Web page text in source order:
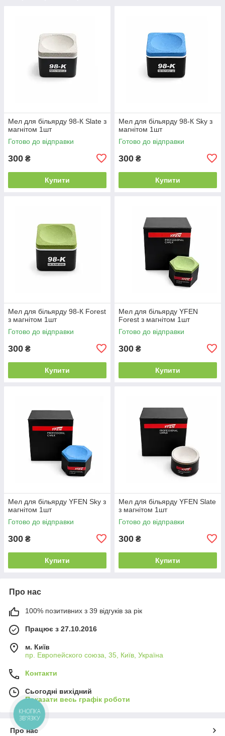
Мел для більярду 98-К Slate з
магнітом 1шт
Готово до відправки
300 ₴
Купити
Мел для більярду 98-К Sky з
магнітом 1шт
Готово до відправки
300 ₴
Купити
Мел для більярду 98-К Forest
з магнітом 1шт
Готово до відправки
300 ₴
Купити
Мел для більярду YFEN
Forest з магнітом 1шт
Готово до відправки
300 ₴
Купити
Мел для більярду YFEN Sky з
магнітом 1шт
Готово до відправки
300 ₴
Купити
Мел для більярду YFEN Slate
з магнітом 1шт
Готово до відправки
300 ₴
Купити
Про нас
100% позитивних з 39 відгуків за рік
Працює з 27.10.2016
м. Київ
пр. Европейского союза, 35, Київ, Україна
Контакти
Сьогодні вихідний
Показати весь графік роботи
Про нас
КНОПКА
ЗВ'ЯЗКУ